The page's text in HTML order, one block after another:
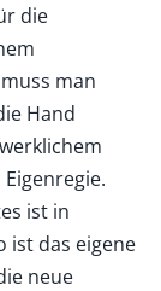
die
man
Hand
ist in
ist das eigene
neue